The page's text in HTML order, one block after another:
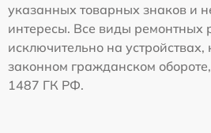
указанных товарных знаков и
интересы. Все виды ремонтных
исключительно на
законном гражданском обороте,
1487 ГК РФ.